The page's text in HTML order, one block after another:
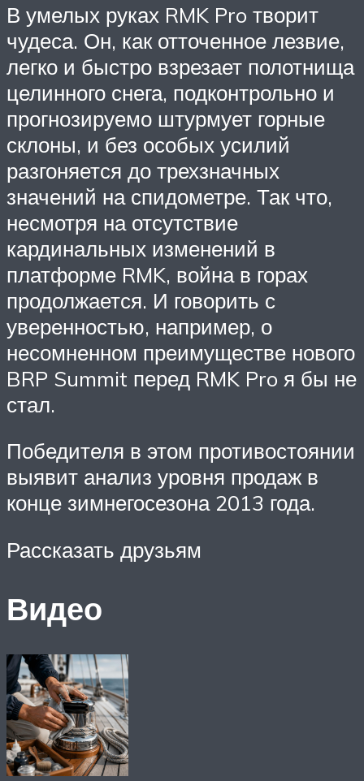
В умелых руках RMK Pro творит
чудеса. Он, как отточенное лезвие,
легко и быстро взрезает полотнища
целинного снега, подконтрольно и
прогнозируемо штурмует горные
склоны, и без особых усилий
разгоняется до трехзначных
значений на спидометре. Так что,
несмотря на отсутствие
кардинальных изменений в
платформе RMK, война в горах
продолжается. И говорить с
уверенностью, например, о
несомненном преимуществе нового
BRP Summit перед RMK Pro я бы не
стал.
Победителя в этом противостоянии
выявит анализ уровня продаж в
конце зимнегосезона 2013 года.
Рассказать друзьям
Видео